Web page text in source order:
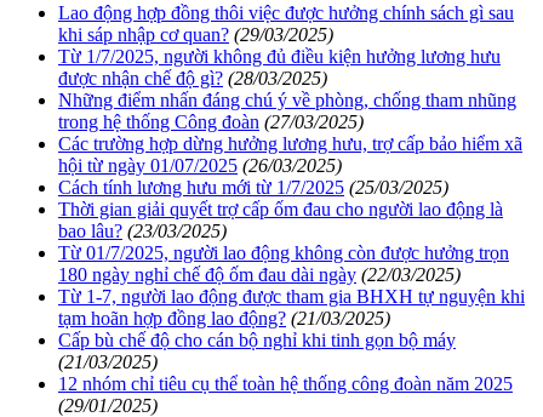
Lao động hợp đồng thôi việc được hưởng chính sách gì sau
khi sáp nhập cơ quan? (29/03/2025)
Từ 1/7/2025, người không đủ điều kiện hưởng lương hưu
được nhận chế độ gì? (28/03/2025)
Những điểm nhấn đáng chú ý về phòng, chống tham nhũng
trong hệ thống Công đoàn (27/03/2025)
Các trường hợp dừng hưởng lương hưu, trợ cấp bảo hiểm xã
hội từ ngày 01/07/2025 (26/03/2025)
Cách tính lương hưu mới từ 1/7/2025 (25/03/2025)
Thời gian giải quyết trợ cấp ốm đau cho người lao động là
bao lâu? (23/03/2025)
Từ 01/7/2025, người lao động không còn được hưởng trọn
180 ngày nghỉ chế độ ốm đau dài ngày (22/03/2025)
Từ 1-7, người lao động được tham gia BHXH tự nguyện khi
tạm hoãn hợp đồng lao động? (21/03/2025)
Cấp bù chế độ cho cán bộ nghỉ khi tinh gọn bộ máy
(21/03/2025)
12 nhóm chỉ tiêu cụ thể toàn hệ thống công đoàn năm 2025
(29/01/2025)